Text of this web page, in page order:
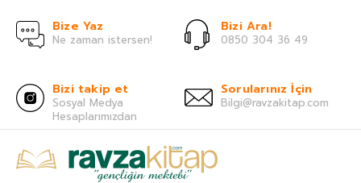
Bize Yaz
Ne zaman istersen!
Bizi Ara!
0850 304 36 49
Bizi takip et
Sosyal Medya
Hesaplarımızdan
Sorularınız İçin
Bilgi@ravzakitap.com